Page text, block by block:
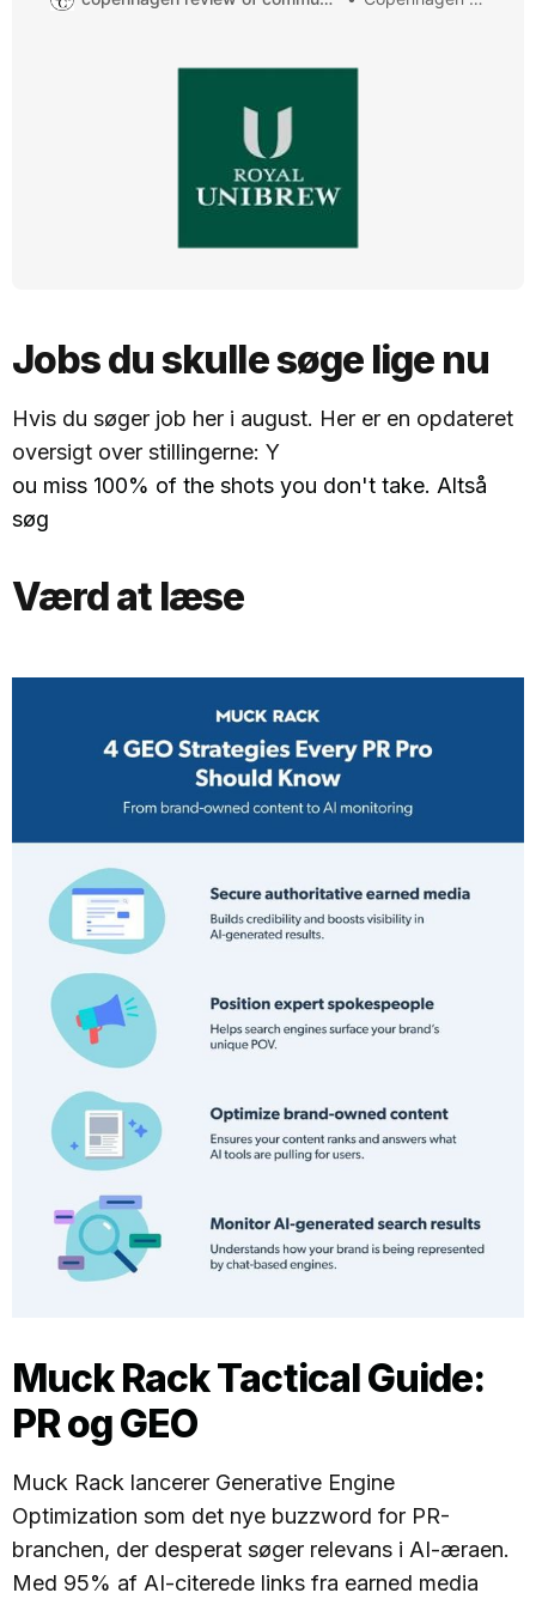
Jobs du skulle søge lige nu
Hvis du søger job her i august. Her er en opdateret
oversigt over stillingerne: Y
ou miss 100% of the shots you don't take. Altså
søg
Værd at læse
Muck Rack Tactical Guide:
PR og GEO
Muck Rack lancerer Generative Engine
Optimization som det nye buzzword for PR-
branchen, der desperat søger relevans i AI-æraen.
Med 95% af AI-citerede links fra earned media